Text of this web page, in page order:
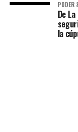
PODER
De
la